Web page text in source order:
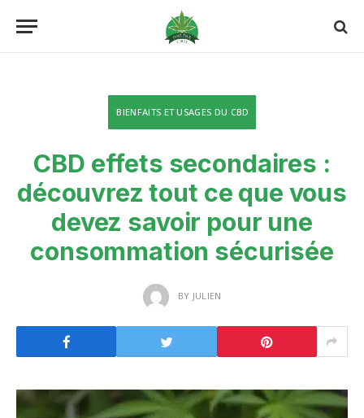
BIENFAITS ET USAGES DU CBD
CBD effets secondaires :
découvrez tout ce que vous
devez savoir pour une
consommation sécurisée
BY JULIEN